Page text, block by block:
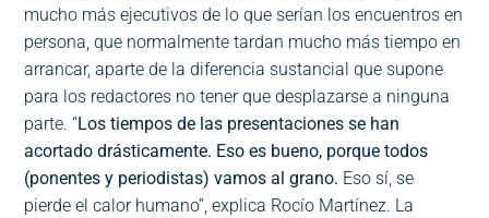
mucho más ejecutivos de lo que serían los encuentros en
persona, que normalmente tardan mucho más tiempo en
arrancar, aparte de la diferencia sustancial que supone
para los redactores no tener que desplazarse a ninguna
parte. “Los tiempos de las presentaciones se han
acortado drásticamente. Eso es bueno, porque todos
(ponentes y periodistas) vamos al grano. Eso sí, se
pierde el calor humano”, explica Rocío Martínez. La